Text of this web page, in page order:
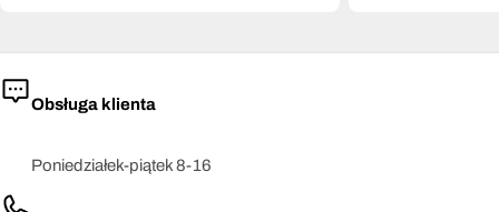
Obsługa klienta
Poniedziałek-piątek 8-16